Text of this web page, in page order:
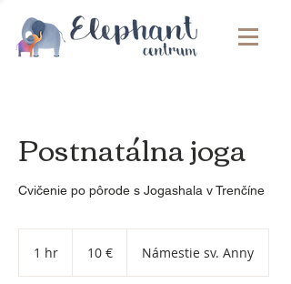
Postnatálna joga
Cvičenie po pôrode s Jogashala v Trenčíne
1 hr 10 € Námestie sv. Anny